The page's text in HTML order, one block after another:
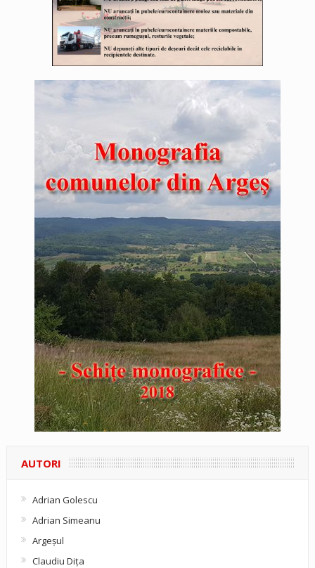
AUTORI
Adrian Golescu
Adrian Simeanu
Argeşul
Claudiu Diţa